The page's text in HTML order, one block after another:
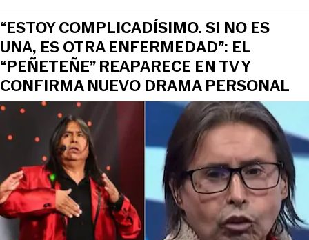
“ESTOY COMPLICADÍSIMO. SI NO ES
UNA, ES OTRA ENFERMEDAD”: EL
“PEÑETEÑE” REAPARECE EN TV Y
CONFIRMA NUEVO DRAMA PERSONAL